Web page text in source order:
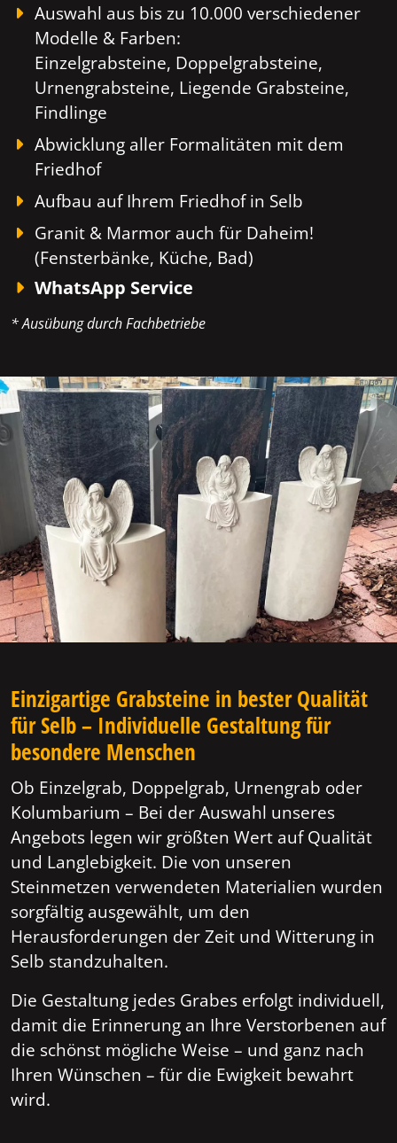
Auswahl aus bis zu 10.000 verschiedener
Modelle & Farben:
Einzelgrabsteine, Doppelgrabsteine,
Urnengrabsteine, Liegende Grabsteine,
Findlinge
Abwicklung aller Formalitäten mit dem
Friedhof
Aufbau auf Ihrem Friedhof in Selb
Granit & Marmor auch für Daheim!
(Fensterbänke, Küche, Bad)
WhatsApp Service
* Ausübung durch Fachbetriebe
Einzigartige Grabsteine in bester Qualität
für Selb – Individuelle Gestaltung für
besondere Menschen
Ob Einzelgrab, Doppelgrab, Urnengrab oder
Kolumbarium – Bei der Auswahl unseres
Angebots legen wir größten Wert auf Qualität
und Langlebigkeit. Die von unseren
Steinmetzen verwendeten Materialien wurden
sorgfältig ausgewählt, um den
Herausforderungen der Zeit und Witterung in
Selb standzuhalten.
Die Gestaltung jedes Grabes erfolgt individuell,
damit die Erinnerung an Ihre Verstorbenen auf
die schönst mögliche Weise – und ganz nach
Ihren Wünschen – für die Ewigkeit bewahrt
wird.